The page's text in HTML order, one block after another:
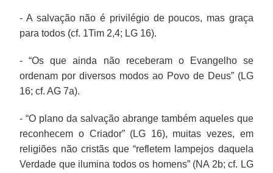
- A salvação não é privilégio de poucos, mas graça
para todos (cf. 1Tim 2,4; LG 16).
- “Os que ainda não receberam o Evangelho se
ordenam por diversos modos ao Povo de Deus” (LG
16; cf. AG 7a).
- “O plano da salvação abrange também aqueles que
reconhecem o Criador” (LG 16), muitas vezes, em
religiões não cristãs que “refletem lampejos daquela
Verdade que ilumina todos os homens” (NA 2b; cf. LG